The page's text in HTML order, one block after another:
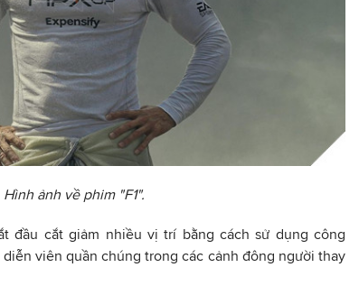
Hình ảnh về phim "F1".
đầu cắt giảm nhiều vị trí bằng cách sử dụng công
viên quần chúng trong các cảnh đông người thay